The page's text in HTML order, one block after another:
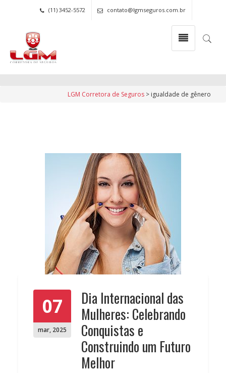
(11) 3452-5572 contato@lgmseguros.com.br
igualdade de gênero
Tags Archive Page
LGM Corretora de Seguros > igualdade de gênero
07
mar, 2025
Dia Internacional das
Mulheres: Celebrando
Conquistas e
Construindo um Futuro
Melhor